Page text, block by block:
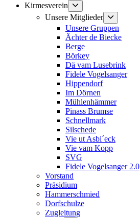
Kirmesverein
anzeigen
Unsere Mitglieder
anzeigen
Unsere Gruppen
Ächter de Biecke
Berge
Börkey
Dä vam Lusebrink
Fidele Vogelsanger
Hippendorf
Im Dörnen
Mühlenhämmer
Pinass Brumse
Schnellmark
Silschede
Vie ut Asbi´eck
Vie vam Kopp
SVG
Fidele Vogelsanger 2.0
Vorstand
Präsidium
Hammerschmied
Dorfschulze
Zugleitung